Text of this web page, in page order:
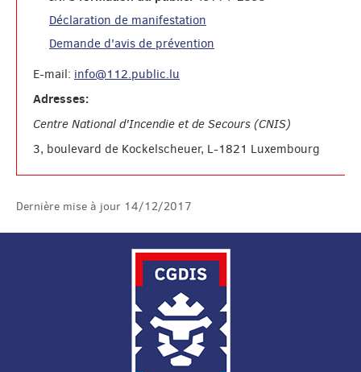
Déclaration de manifestation
Demande d'avis de prévention
E-mail: info@112.public.lu
Adresses:
Centre National d'Incendie et de Secours (CNIS)
3, boulevard de Kockelscheuer, L-1821 Luxembourg
Dernière mise à jour 14/12/2017